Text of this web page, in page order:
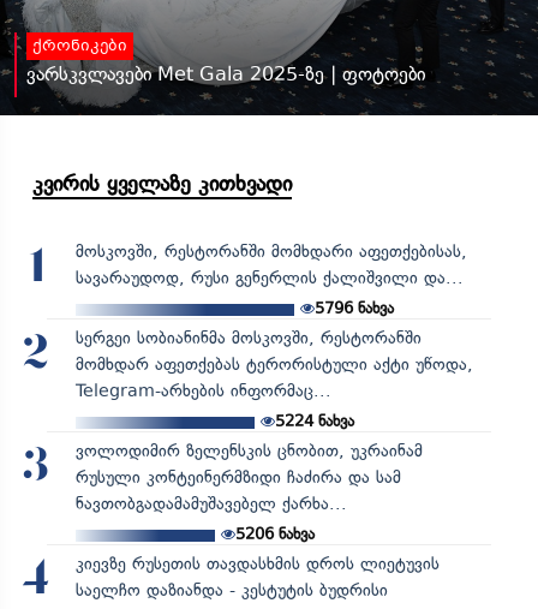
ქრონიკები
ვარსკვლავები Met Gala 2025-ზე | ფოტოები
კვირის ყველაზე კითხვადი
1
მოსკოვში, რესტორანში მომხდარი აფეთქებისას,
სავარაუდოდ, რუსი გენერლის ქალიშვილი და...
5796ნახვა
2
სერგეი სობიანინმა მოსკოვში, რესტორანში
მომხდარ აფეთქებას ტერორისტული აქტი უწოდა,
Telegram-არხების ინფორმაც...
5224ნახვა
3
ვოლოდიმირ ზელენსკის ცნობით, უკრაინამ
რუსული კონტეინერმზიდი ჩაძირა და სამ
ნავთობგადამამუშავებელ ქარხა...
5206ნახვა
4
კიევზე რუსეთის თავდასხმის დროს ლიეტუვის
საელჩო დაზიანდა - კესტუტის ბუდრისი